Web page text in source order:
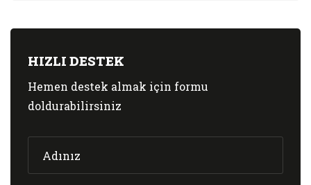
HIZLI DESTEK
Hemen destek almak için formu
doldurabilirsiniz